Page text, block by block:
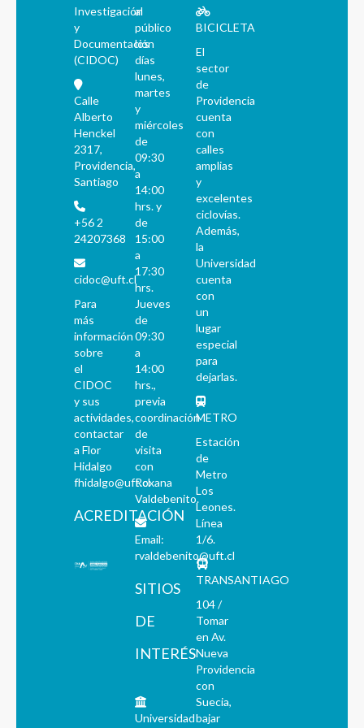
Investigación
y
Documentación
(CIDOC)
Calle
Alberto
Henckel
2317,
Providencia,
Santiago
+56 2
24207368
cidoc@uft.cl
Para
más
información
sobre
el
CIDOC
y sus
actividades,
contactar
a Flor
Hidalgo
fhidalgo@uft.cl
ACREDITACIÓN
al
público
los
días
lunes,
martes
y
miércoles
de
09:30
a
14:00
hrs. y
de
15:00
a
17:30
hrs.
Jueves
de
09:30
a
14:00
hrs.,
previa
coordinación
de
visita
con
Roxana
Valdebenito.
Email:
rvaldebenito@uft.cl
SITIOS
DE
INTERÉS
Universidad
BICICLETA
El
sector
de
Providencia
cuenta
con
calles
amplias
y
excelentes
ciclovías.
Además,
la
Universidad
cuenta
con
un
lugar
especial
para
dejarlas.
METRO
Estación
de
Metro
Los
Leones.
Línea
1/6.
TRANSANTIAGO
104 /
Tomar
en Av.
Nueva
Providencia
con
Suecia,
bajar